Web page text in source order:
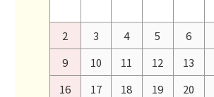
2
3 4 5 6
9
10 11 12 13
16
17 18 19 20